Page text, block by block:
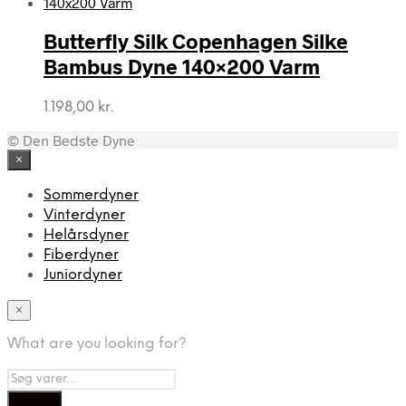
6.399,95 kr..3.499,95 kr..
Butterfly Silk Copenhagen Silke
Bambus Dyne 140×200 Varm
1.198,00 kr.
© Den Bedste Dyne
×
Sommerdyner
Vinterdyner
Helårsdyner
Fiberdyner
Juniordyner
×
What are you looking for?